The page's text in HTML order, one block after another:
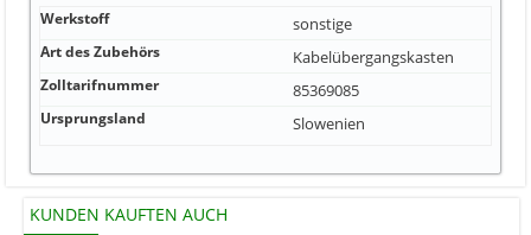
Werkstoff sonstige
Art des Zubehörs Kabelübergangskasten
Zolltarifnummer 85369085
Ursprungsland Slowenien
KUNDEN KAUFTEN AUCH